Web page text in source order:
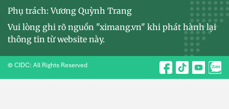
Phụ trách: Vương Quỳnh Trang
Vui lòng ghi rõ nguồn "ximang.vn" khi phát hành lại
thông tin từ website này.
© CIDC: All Rights Reserved